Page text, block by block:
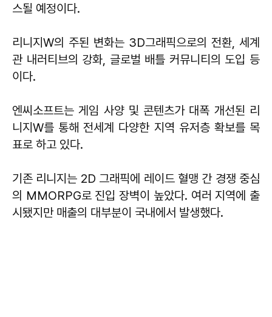
스될 예정이다.
리니지W의 주된 변화는 3D그래픽으로의 전환, 세계
관 내러티브의 강화, 글로벌 배틀 커뮤니티의 도입 등
이다.
엔씨소프트는 게임 사양 및 콘텐츠가 대폭 개선된 리
니지W를 통해 전세계 다양한 지역 유저층 확보를 목
표로 하고 있다.
기존 리니지는 2D 그래픽에 레이드 혈맹 간 경쟁 중심
의 MMORPG로 진입 장벽이 높았다. 여러 지역에 출
시됐지만 매출의 대부분이 국내에서 발생했다.